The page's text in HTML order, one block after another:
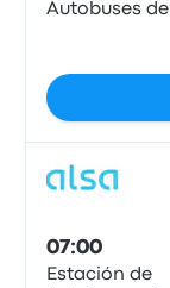
Autobuses de
07:00
Estación de